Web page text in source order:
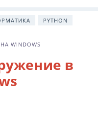
PYTHON
WINDOWS
в